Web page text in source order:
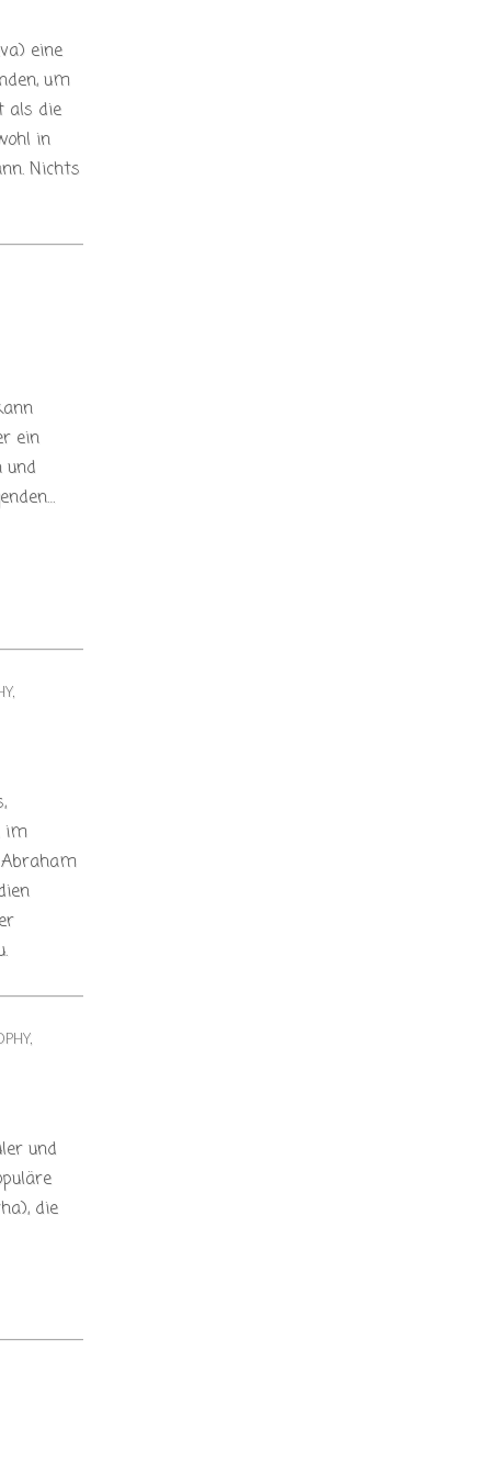
eine
um
als die
in
Nichts
ein
und
,
im
,
und
die